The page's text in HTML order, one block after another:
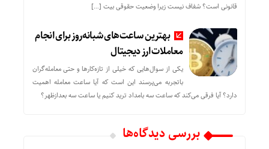
قانونی است؟ شفاف نیست زیرا وضعیت حقوقی بیت‌ […]
بهترین ساعت‌های شبانه‌روز برای انجام
معاملات ارز دیجیتال
یکی از سوال‌هایی که خیلی از تازه‌کارها و حتی معامله‌گران
باتجربه می‌پرسند این است که آیا ساعت معامله اهمیت
دارد؟ آیا فرقی می‌کند که ساعت سه بامداد ترید کنیم یا ساعت سه بعدازظهر؟
بررسی دیدگاه‌ها